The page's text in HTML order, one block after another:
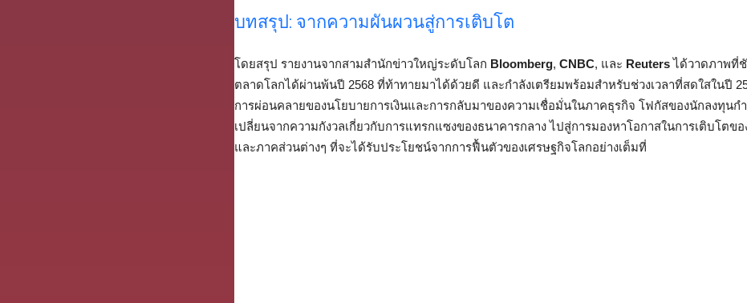
บทสรุป: จากความผันผวนสู่การเติบโต
โดยสรุป รายงานจากสามสำนักข่าวใหญ่ระดับโลก Bloomberg, CNBC, และ Reutersได้วาดภาพที่ชั
ตลาดโลกได้ผ่านพ้นปี 2568 ที่ท้าทายมาได้ด้วยดี และกำลังเตรียมพร้อมสำหรับช่วงเวลาที่สดใสในปี
การผ่อนคลายของนโยบายการเงินและการกลับมาของความเชื่อมั่นในภาคธุรกิจ โฟกัสของนักลงทุนก
เปลี่ยนจากความกังวลเกี่ยวกับการแทรกแซงของธนาคารกลาง ไปสู่การมองหาโอกาสในการเติบโตข
และภาคส่วนต่างๆ ที่จะได้รับประโยชน์จากการฟื้นตัวของเศรษฐกิจโลกอย่างเต็มที่